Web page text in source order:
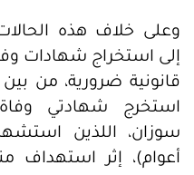
وعلى خلاف هذه
إلى استخراج شهادات
قانونية ضرورية، من بين
استخرج شهادتي
أعوام)، إثر استهداف